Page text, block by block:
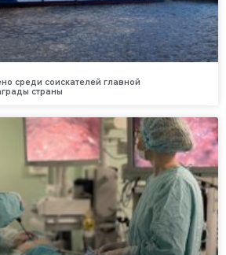
среди соискателей главной
страны